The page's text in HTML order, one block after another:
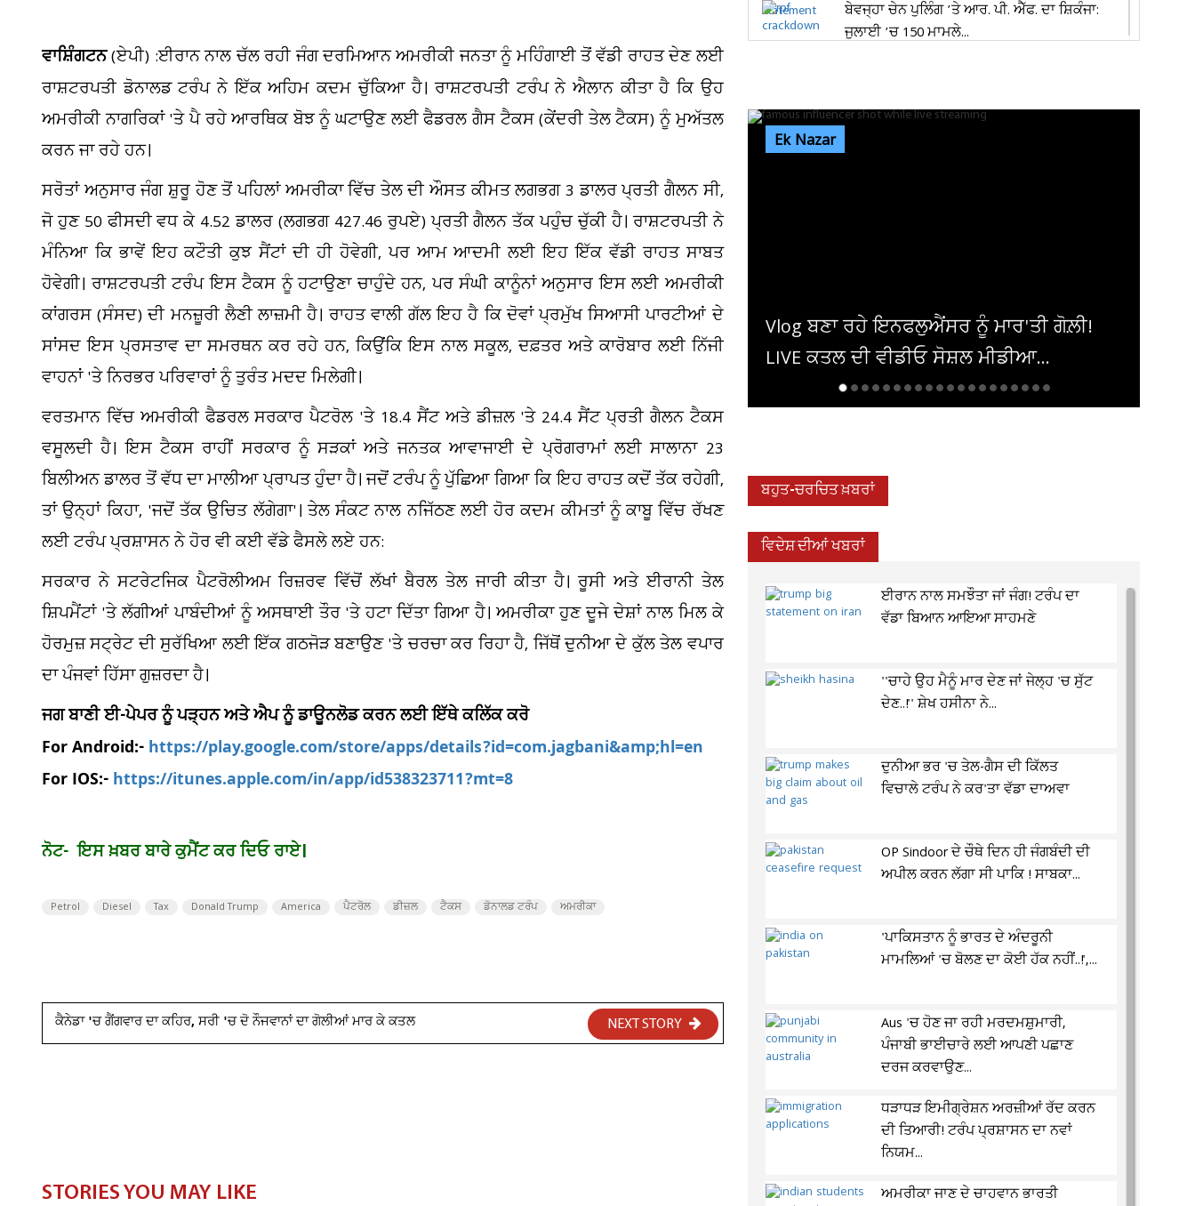
ਵਾਸ਼ਿੰਗਟਨ(ਏਪੀ) :ਈਰਾਨ ਨਾਲ ਚੱਲ ਰਹੀ ਜੰਗ ਦਰਮਿਆਨ ਅਮਰੀਕੀ ਜਨਤਾ ਨੂੰ ਮਹਿੰਗਾਈ ਤੋਂ ਵੱਡੀ ਰਾਹਤ ਦੇਣ ਲਈ
ਰਾਸ਼ਟਰਪਤੀ ਡੋਨਾਲਡ ਟਰੰਪ ਨੇ ਇੱਕ ਅਹਿਮ ਕਦਮ ਚੁੱਕਿਆ ਹੈ। ਰਾਸ਼ਟਰਪਤੀ ਟਰੰਪ ਨੇ ਐਲਾਨ ਕੀਤਾ ਹੈ ਕਿ ਉਹ
ਅਮਰੀਕੀ ਨਾਗਰਿਕਾਂ 'ਤੇ ਪੈ ਰਹੇ ਆਰਥਿਕ ਬੋਝ ਨੂੰ ਘਟਾਉਣ ਲਈ ਫੈਡਰਲ ਗੈਸ ਟੈਕਸ (ਕੇਂਦਰੀ ਤੇਲ ਟੈਕਸ) ਨੂੰ ਮੁਅੱਤਲ
ਕਰਨ ਜਾ ਰਹੇ ਹਨ।
ਸਰੋਤਾਂ ਅਨੁਸਾਰ ਜੰਗ ਸ਼ੁਰੂ ਹੋਣ ਤੋਂ ਪਹਿਲਾਂ ਅਮਰੀਕਾ ਵਿੱਚ ਤੇਲ ਦੀ ਔਸਤ ਕੀਮਤ ਲਗਭਗ 3 ਡਾਲਰ ਪ੍ਰਤੀ ਗੈਲਨ ਸੀ,
ਜੋ ਹੁਣ 50 ਫੀਸਦੀ ਵਧ ਕੇ 4.52 ਡਾਲਰ (ਲਗਭਗ 427.46 ਰੁਪਏ) ਪ੍ਰਤੀ ਗੈਲਨ ਤੱਕ ਪਹੁੰਚ ਚੁੱਕੀ ਹੈ। ਰਾਸ਼ਟਰਪਤੀ ਨੇ
ਮੰਨਿਆ ਕਿ ਭਾਵੇਂ ਇਹ ਕਟੌਤੀ ਕੁਝ ਸੈਂਟਾਂ ਦੀ ਹੀ ਹੋਵੇਗੀ, ਪਰ ਆਮ ਆਦਮੀ ਲਈ ਇਹ ਇੱਕ ਵੱਡੀ ਰਾਹਤ ਸਾਬਤ
ਹੋਵੇਗੀ। ਰਾਸ਼ਟਰਪਤੀ ਟਰੰਪ ਇਸ ਟੈਕਸ ਨੂੰ ਹਟਾਉਣਾ ਚਾਹੁੰਦੇ ਹਨ, ਪਰ ਸੰਘੀ ਕਾਨੂੰਨਾਂ ਅਨੁਸਾਰ ਇਸ ਲਈ ਅਮਰੀਕੀ
ਕਾਂਗਰਸ (ਸੰਸਦ) ਦੀ ਮਨਜ਼ੂਰੀ ਲੈਣੀ ਲਾਜ਼ਮੀ ਹੈ। ਰਾਹਤ ਵਾਲੀ ਗੱਲ ਇਹ ਹੈ ਕਿ ਦੋਵਾਂ ਪ੍ਰਮੁੱਖ ਸਿਆਸੀ ਪਾਰਟੀਆਂ ਦੇ
ਸਾਂਸਦ ਇਸ ਪ੍ਰਸਤਾਵ ਦਾ ਸਮਰਥਨ ਕਰ ਰਹੇ ਹਨ, ਕਿਉਂਕਿ ਇਸ ਨਾਲ ਸਕੂਲ, ਦਫ਼ਤਰ ਅਤੇ ਕਾਰੋਬਾਰ ਲਈ ਨਿੱਜੀ
ਵਾਹਨਾਂ 'ਤੇ ਨਿਰਭਰ ਪਰਿਵਾਰਾਂ ਨੂੰ ਤੁਰੰਤ ਮਦਦ ਮਿਲੇਗੀ।
ਵਰਤਮਾਨ ਵਿੱਚ ਅਮਰੀਕੀ ਫੈਡਰਲ ਸਰਕਾਰ ਪੈਟਰੋਲ 'ਤੇ 18.4 ਸੈਂਟ ਅਤੇ ਡੀਜ਼ਲ 'ਤੇ 24.4 ਸੈਂਟ ਪ੍ਰਤੀ ਗੈਲਨ ਟੈਕਸ
ਵਸੂਲਦੀ ਹੈ। ਇਸ ਟੈਕਸ ਰਾਹੀਂ ਸਰਕਾਰ ਨੂੰ ਸੜਕਾਂ ਅਤੇ ਜਨਤਕ ਆਵਾਜਾਈ ਦੇ ਪ੍ਰੋਗਰਾਮਾਂ ਲਈ ਸਾਲਾਨਾ 23
ਬਿਲੀਅਨ ਡਾਲਰ ਤੋਂ ਵੱਧ ਦਾ ਮਾਲੀਆ ਪ੍ਰਾਪਤ ਹੁੰਦਾ ਹੈ। ਜਦੋਂ ਟਰੰਪ ਨੂੰ ਪੁੱਛਿਆ ਗਿਆ ਕਿ ਇਹ ਰਾਹਤ ਕਦੋਂ ਤੱਕ ਰਹੇਗੀ,
ਤਾਂ ਉਨ੍ਹਾਂ ਕਿਹਾ, 'ਜਦੋਂ ਤੱਕ ਉਚਿਤ ਲੱਗੇਗਾ'। ਤੇਲ ਸੰਕਟ ਨਾਲ ਨਜਿੱਠਣ ਲਈ ਹੋਰ ਕਦਮ ਕੀਮਤਾਂ ਨੂੰ ਕਾਬੂ ਵਿੱਚ ਰੱਖਣ
ਲਈ ਟਰੰਪ ਪ੍ਰਸ਼ਾਸਨ ਨੇ ਹੋਰ ਵੀ ਕਈ ਵੱਡੇ ਫੈਸਲੇ ਲਏ ਹਨ:
ਸਰਕਾਰ ਨੇ ਸਟਰੇਟਜਿਕ ਪੈਟਰੋਲੀਅਮ ਰਿਜ਼ਰਵ ਵਿੱਚੋਂ ਲੱਖਾਂ ਬੈਰਲ ਤੇਲ ਜਾਰੀ ਕੀਤਾ ਹੈ। ਰੂਸੀ ਅਤੇ ਈਰਾਨੀ ਤੇਲ
ਸ਼ਿਪਮੈਂਟਾਂ 'ਤੇ ਲੱਗੀਆਂ ਪਾਬੰਦੀਆਂ ਨੂੰ ਅਸਥਾਈ ਤੌਰ 'ਤੇ ਹਟਾ ਦਿੱਤਾ ਗਿਆ ਹੈ। ਅਮਰੀਕਾ ਹੁਣ ਦੂਜੇ ਦੇਸ਼ਾਂ ਨਾਲ ਮਿਲ ਕੇ
ਹੋਰਮੁਜ਼ ਸਟ੍ਰੇਟ ਦੀ ਸੁਰੱਖਿਆ ਲਈ ਇੱਕ ਗਠਜੋੜ ਬਣਾਉਣ 'ਤੇ ਚਰਚਾ ਕਰ ਰਿਹਾ ਹੈ, ਜਿੱਥੋਂ ਦੁਨੀਆ ਦੇ ਕੁੱਲ ਤੇਲ ਵਪਾਰ
ਦਾ ਪੰਜਵਾਂ ਹਿੱਸਾ ਗੁਜ਼ਰਦਾ ਹੈ।
ਜਗ ਬਾਣੀ ਈ-ਪੇਪਰ ਨੂੰ ਪੜ੍ਹਨ ਅਤੇ ਐਪ ਨੂੰ ਡਾਊਨਲੋਡ ਕਰਨ ਲਈ ਇੱਥੇ ਕਲਿੱਕ ਕਰੋ
For Android:-https://play.google.com/store/apps/details?id=com.jagbani&amp;hl=en
For IOS:-https://itunes.apple.com/in/app/id538323711?mt=8
ਨੋਟ- ਇਸ ਖ਼ਬਰ ਬਾਰੇ ਕੁਮੈਂਟ ਕਰ ਦਿਓ ਰਾਏ।
Petrol Diesel Tax Donald Trump America ਪੈਟਰੋਲ ਡੀਜ਼ਲ ਟੈਕਸ ਡੋਨਾਲਡ ਟਰੰਪ ਅਮਰੀਕਾ
ਕੈਨੇਡਾ 'ਚ ਗੈਂਗਵਾਰ ਦਾ ਕਹਿਰ, ਸਰੀ 'ਚ ਦੋ ਨੌਜਵਾਨਾਂ ਦਾ ਗੋਲੀਆਂ ਮਾਰ ਕੇ ਕਤਲ NEXT STORY
STORIES YOU MAY LIKE
ਬੇਵਜ੍ਹਾ ਚੇਨ ਪੁਲਿੰਗ ’ਤੇ ਆਰ. ਪੀ. ਐੱਫ. ਦਾ ਸ਼ਿਕੰਜਾ:
ਜੁਲਾਈ ’ਚ 150 ਮਾਮਲੇ...
Ek Nazar
Vlog ਬਣਾ ਰਹੇ ਇਨਫਲੁਐਂਸਰ ਨੂੰ ਮਾਰ'ਤੀ ਗੋਲ਼ੀ!
LIVE ਕਤਲ ਦੀ ਵੀਡੀਓ ਸੋਸ਼ਲ ਮੀਡੀਆ...
ਅਦਾਕਾਰਾ ਜੀਆ ਸ਼ੰਕਰ ਨੇ ਕਰਵਾਈ
ਸਾਂਝੀਆਂ ਕੀਤੀਆਂ ਖੂਬਸੂਰਤ ਤਸਵੀਰਾਂ
ਬਹੁਤ-ਚਰਚਿਤ ਖ਼ਬਰਾਂ
ਵਿਦੇਸ਼ ਦੀਆਂ ਖਬਰਾਂ
ਈਰਾਨ ਨਾਲ ਸਮਝੌਤਾ ਜਾਂ ਜੰਗ! ਟਰੰਪ ਦਾ
ਵੱਡਾ ਬਿਆਨ ਆਇਆ ਸਾਹਮਣੇ
''ਚਾਹੇ ਉਹ ਮੈਨੂੰ ਮਾਰ ਦੇਣ ਜਾਂ ਜੇਲ੍ਹ 'ਚ ਸੁੱਟ
ਦੇਣ..!'' ਸ਼ੇਖ ਹਸੀਨਾ ਨੇ...
ਦੁਨੀਆ ਭਰ 'ਚ ਤੇਲ-ਗੈਸ ਦੀ ਕਿੱਲਤ
ਵਿਚਾਲੇ ਟਰੰਪ ਨੇ ਕਰ'ਤਾ ਵੱਡਾ ਦਾਅਵਾ
OP Sindoor ਦੇ ਚੌਥੇ ਦਿਨ ਹੀ ਜੰਗਬੰਦੀ ਦੀ
ਅਪੀਲ ਕਰਨ ਲੱਗਾ ਸੀ ਪਾਕਿ ! ਸਾਬਕਾ...
'ਪਾਕਿਸਤਾਨ ਨੂੰ ਭਾਰਤ ਦੇ ਅੰਦਰੂਨੀ
ਮਾਮਲਿਆਂ 'ਚ ਬੋਲਣ ਦਾ ਕੋਈ ਹੱਕ ਨਹੀਂ..!',...
Aus 'ਚ ਹੋਣ ਜਾ ਰਹੀ ਮਰਦਮਸ਼ੁਮਾਰੀ,
ਪੰਜਾਬੀ ਭਾਈਚਾਰੇ ਲਈ ਆਪਣੀ ਪਛਾਣ
ਦਰਜ ਕਰਵਾਉਣ...
ਧੜਾਧੜ ਇਮੀਗ੍ਰੇਸ਼ਨ ਅਰਜ਼ੀਆਂ ਰੱਦ ਕਰਨ
ਦੀ ਤਿਆਰੀ! ਟਰੰਪ ਪ੍ਰਸ਼ਾਸਨ ਦਾ ਨਵਾਂ
ਨਿਯਮ...
ਅਮਰੀਕਾ ਜਾਣ ਦੇ ਚਾਹਵਾਨ ਭਾਰਤੀ